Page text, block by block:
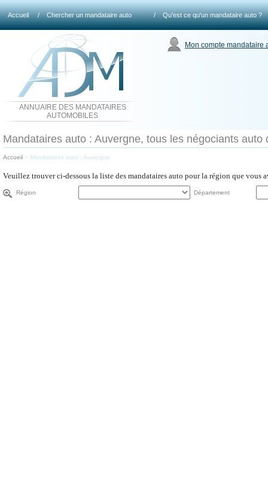
Accueil / Chercher un mandataire auto / Qu'est ce qu'un mandataire auto ?
ANNUAIRE DES MANDATAIRES
AUTOMOBILES
Mon compte mandataire
Mandataires auto : Auvergne, tous les négociants auto
Accueil > Mandataires auto : Auvergne
Veuillez trouver ci-dessous la liste des mandataires auto pour la région que vous
Région Département